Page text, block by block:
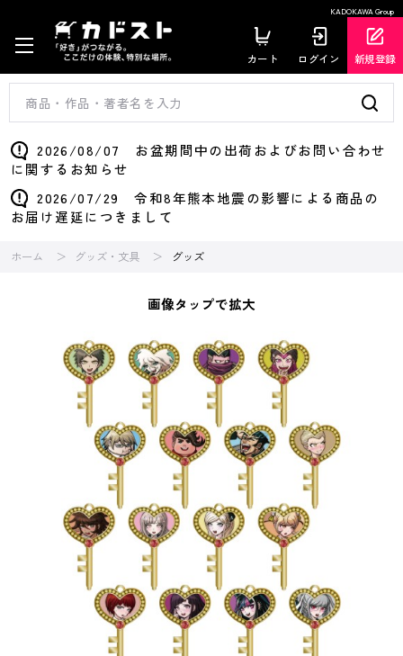
KADOKAWA Group
カート ログイン 新規登録
2026/08/07 お盆期間中の出荷およびお問い合わせ
に関するお知らせ
2026/07/29 令和8年熊本地震の影響による商品の
お届け遅延につきまして
ホーム グッズ・文具 グッズ
画像タップで拡大